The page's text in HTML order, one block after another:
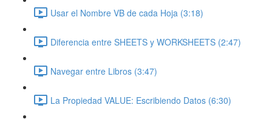
Usar el Nombre VB de cada Hoja (3:18)
Diferencia entre SHEETS y WORKSHEETS (2:47)
Navegar entre Libros (3:47)
La Propiedad VALUE: Escribiendo Datos (6:30)